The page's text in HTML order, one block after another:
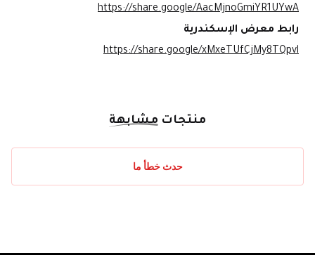
https://share.google/AacMjnoGmiYR1UYwA
رابط معرض الإسكندرية
https://share.google/xMxeTUfCjMy8TQpvl
منتجات مشابهة
حدث خطأ ما